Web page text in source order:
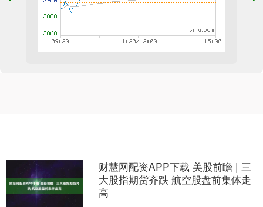
财慧网配资APP下载 美股前瞻 | 三
大股指期货齐跌 航空股盘前集体走
高